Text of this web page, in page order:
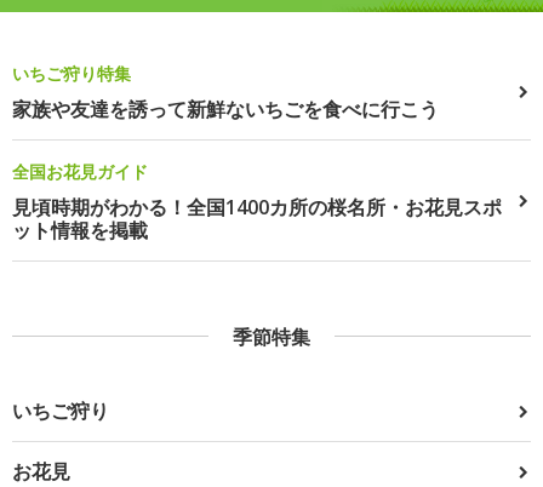
いちご狩り特集
家族や友達を誘って新鮮ないちごを食べに行こう
全国お花見ガイド
見頃時期がわかる！全国1400カ所の桜名所・お花見スポ
ット情報を掲載
季節特集
いちご狩り
お花見